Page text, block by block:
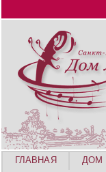
ГЛАВНАЯ ДОМ